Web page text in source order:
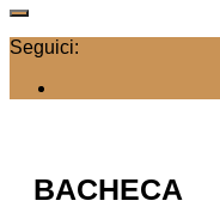
Seguici:
BACHECA